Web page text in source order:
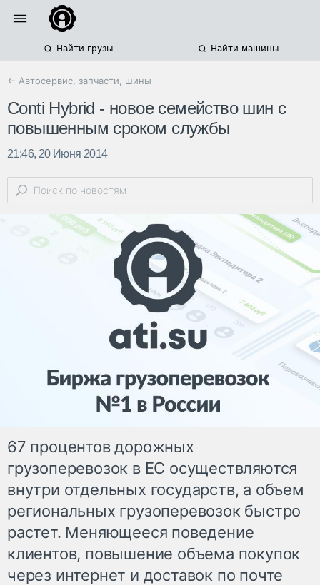
Найти грузы Найти машины
← Автосервис, запчасти, шины
Conti Hybrid - новое семейство шин с
повышенным сроком службы
21:46, 20 Июня 2014
67 процентов дорожных
грузоперевозок в ЕС осуществляются
внутри отдельных государств, а объем
региональных грузоперевозок быстро
растет. Меняющееся поведение
клиентов, повышение объема покупок
через интернет и доставок по почте